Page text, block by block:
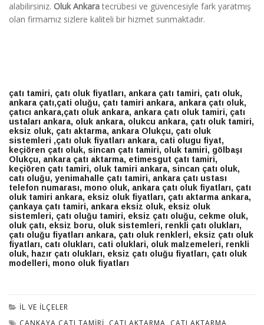
alabilirsiniz. Oluk Ankara tecrübesi ve güvencesiyle fark yaratmış
olan firmamız sizlere kaliteli bir hizmet sunmaktadır.
çatı tamiri, çatı oluk fiyatları, ankara çatı tamiri, çatı oluk,
ankara çatı,çati oluğu, çatı tamiri ankara, ankara çatı oluk,
çatıcı ankara,çatı oluk ankara, ankara çatı oluk tamiri, çatı
ustaları ankara, oluk ankara, olukcu ankara, çatı oluk tamiri,
eksiz oluk, çatı aktarma, ankara Olukçu, çatı oluk
sistemleri ,çatı oluk fiyatları ankara, cati olugu fiyat,
keçiören çatı oluk, sincan çatı tamiri, oluk tamiri, gölbaşı
Olukçu, ankara çatı aktarma, etimesgut çatı tamiri,
keçiören çatı tamiri, oluk tamiri ankara, sincan çatı oluk,
catı oluğu, yenimahalle çatı tamiri, ankara çatı ustası
telefon numarası, mono oluk, ankara çatı oluk fiyatları, çatı
oluk tamiri ankara, eksiz oluk fiyatları, çatı aktarma ankara,
çankaya çatı tamiri, ankara eksiz oluk, eksiz oluk
sistemleri, çatı oluğu tamiri, eksiz çatı oluğu, cekme oluk,
oluk çatı, eksiz boru, oluk sistemleri, renkli çatı olukları,
çatı oluğu fiyatları ankara, çatı oluk renklerİ, eksiz çatı oluk
fiyatları, catı olukları, cati oluklari, oluk malzemeleri, renkli
oluk, hazır çatı olukları, eksiz çatı oluğu fiyatları, çatı oluk
modelleri, mono oluk fiyatları
İL VE İLÇELER